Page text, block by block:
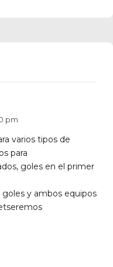
pm
varios tipos de
para
goles en el primer
goles y ambos equipos